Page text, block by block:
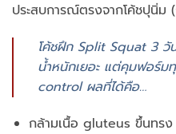
ประสบการณ์ตรงจากโค้ชปุนิ่
โค้ชฝึก Split Squat 3 วั
น้ำหนักเยอะ แต่คุมฟอร์ม
control ผลที่ได้คือ…
กล้ามเนื้อ gluteus ขึ้นทร